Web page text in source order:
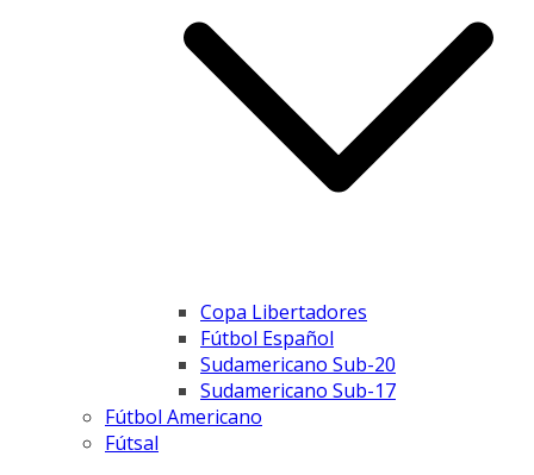
Copa Libertadores
Fútbol Español
Sudamericano Sub-20
Sudamericano Sub-17
Fútbol Americano
Fútsal